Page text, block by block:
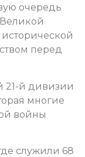
очередь
перед
21-й дивизии
многие
войны
служили 68